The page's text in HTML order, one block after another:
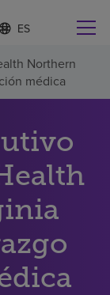
de
contraída
d
m
usted
Northern
médica